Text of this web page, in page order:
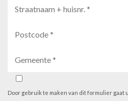
Door gebruik te maken van dit formulier gaat